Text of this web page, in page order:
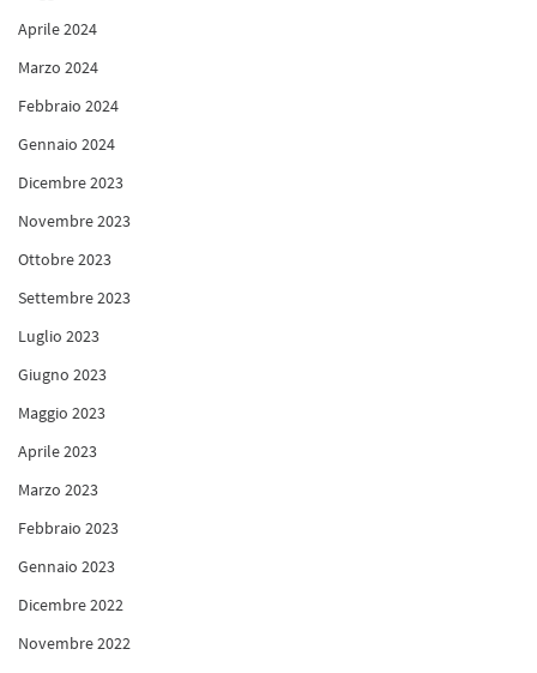
Aprile 2024
Marzo 2024
Febbraio 2024
Gennaio 2024
Dicembre 2023
Novembre 2023
Ottobre 2023
Settembre 2023
Luglio 2023
Giugno 2023
Maggio 2023
Aprile 2023
Marzo 2023
Febbraio 2023
Gennaio 2023
Dicembre 2022
Novembre 2022